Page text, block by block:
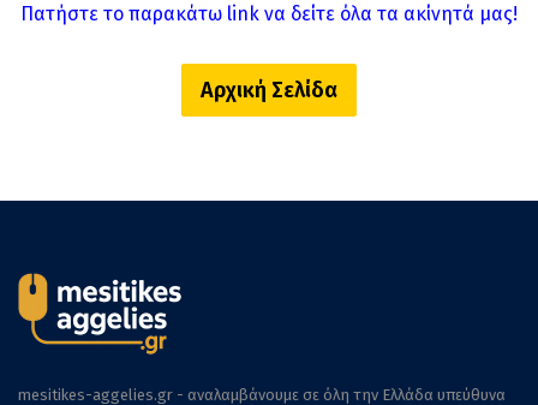
Πατήστε το παρακάτω link να δείτε όλα τα ακίνητά μας!
Αρχική Σελίδα
mesitikes-aggelies.gr - αναλαμβάνουμε σε όλη την Ελλάδα υπεύθυνα